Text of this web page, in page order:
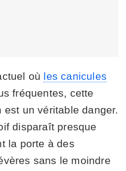
où les canicules
fréquentes, cette
est un véritable danger.
disparaît presque
la porte à des
sans le moindre